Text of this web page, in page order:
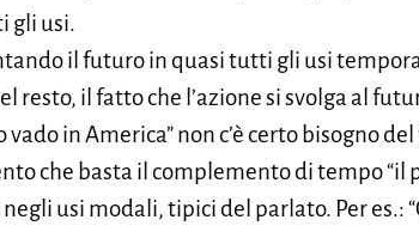
gli usi.
il futuro in quasi tutti gli usi
resto, il fatto che l’azione si svolga al
in America” non c’è certo bisogno
che basta il complemento di tempo “il
usi modali, tipici del parlato. Per es.: